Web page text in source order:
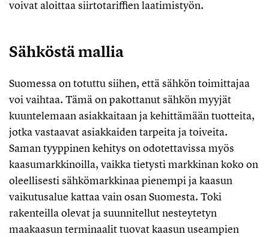
voivat aloittaa siirtotariffien laatimistyön.
Sähköstä mallia
Suomessa on totuttu siihen, että sähkön toimittajaa
voi vaihtaa. Tämä on pakottanut sähkön myyjät
kuuntelemaan asiakkaitaan ja kehittämään tuotteita,
jotka vastaavat asiakkaiden tarpeita ja toiveita.
Saman tyyppinen kehitys on odotettavissa myös
kaasumarkkinoilla, vaikka tietysti markkinan koko on
oleellisesti sähkömarkkinaa pienempi ja kaasun
vaikutusalue kattaa vain osan Suomesta. Toki
rakenteilla olevat ja suunnitellut nesteytetyn
maakaasun terminaalit tuovat kaasun useampien